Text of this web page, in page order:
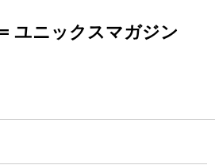
ユニックスマガジン